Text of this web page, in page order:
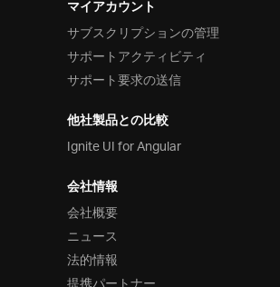
マイアカウント
サブスクリプションの管理
サポートアクティビティ
サポート要求の送信
他社製品との比較
Ignite UI for Angular
会社情報
会社概要
ニュース
法的情報